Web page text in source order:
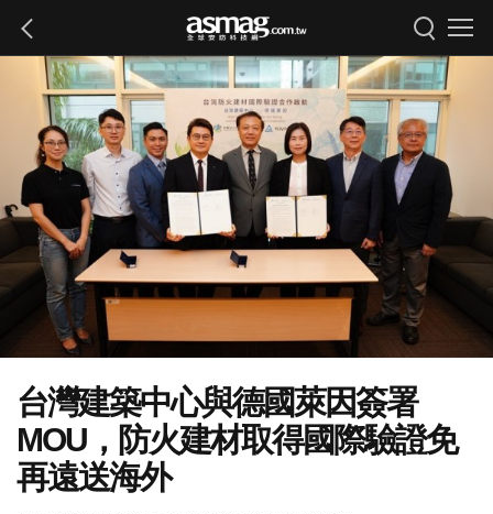
台灣建築中心與德國萊因簽署
MOU，防火建材取得國際驗證免
再遠送海外